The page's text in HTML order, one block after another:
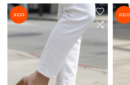
מבצע מבצע